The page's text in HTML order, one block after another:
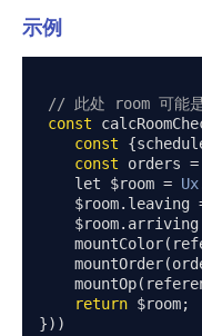
示例
// 此处 room 可能
const
const
{
const orders =
    let $room
= Ux
    $room
. leaving
    $room
. arriving
    mountColor
(
    mountOrder
(
    mountOp
(
return $room;
}))